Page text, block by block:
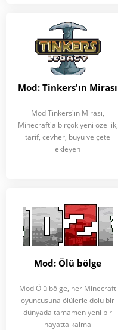
Mod: Tinkers'ın Mirası
Mod Tinkers'ın Mirası,
Minecraft'a birçok yeni özellik,
tarif, cevher, büyü ve çete
ekleyen
Mod: Ölü bölge
Mod Ölü bölge, her Minecraft
oyuncusuna ölülerle dolu bir
dünyada tamamen yeni bir
hayatta kalma